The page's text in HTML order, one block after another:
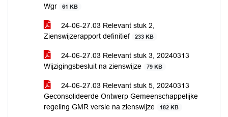
Wgr
61 KB
24-06-27.03 Relevant stuk 2,
Zienswijzerapport definitief
233 KB
24-06-27.03 Relevant stuk 3, 20240313
Wijzigingsbesluit na zienswijze
79 KB
24-06-27.03 Relevant stuk 5, 20240313
Geconsolideerde Ontwerp Gemeenschappelijke
regeling GMR versie na zienswijze
182 KB